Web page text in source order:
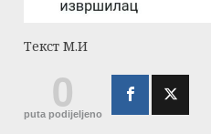
Текст М.И
0
puta podijeljeno